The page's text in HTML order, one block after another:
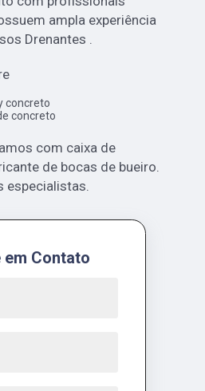
ampla experiência
Drenantes .
concreto
concreto
com caixa de
de bocas de bueiro.
especialistas.
em Contato